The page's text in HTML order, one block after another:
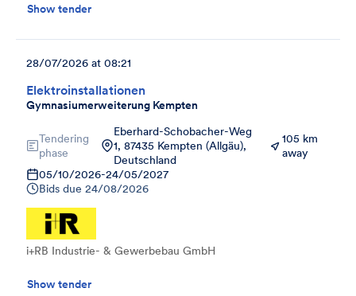
Show tender
Elektroinstallationen
Gymnasiumerweiterung Kempten
28/07/2026 at 08:21
Tendering
phase
Eberhard-Schobacher-Weg
1, 87435 Kempten (Allgäu),
Deutschland
105 km
away
05/10/2026-24/05/2027
Bids due 24/08/2026
i+RB Industrie- & Gewerbebau GmbH
Show tender